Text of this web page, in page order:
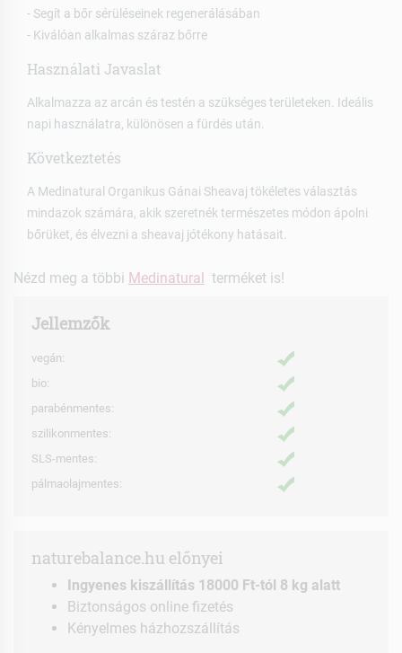
- Segít a bőr sérüléseinek regenerálásában
- Kiválóan alkalmas száraz bőrre
Használati Javaslat
Alkalmazza az arcán és testén a szükséges területeken. Ideális
napi használatra, különösen a fürdés után.
Következtetés
A Medinatural Organikus Gánai Sheavaj tökéletes választás
mindazok számára, akik szeretnék természetes módon ápolni
bőrüket, és élvezni a sheavaj jótékony hatásait.
Nézd meg a többi Medinatural terméket is!
Jellemzők
vegán:
bio:
parabénmentes:
szilikonmentes:
SLS-mentes:
pálmaolajmentes:
naturebalance.hu előnyei
Ingyenes kiszállítás 18000 Ft-tól 8 kg alatt
Biztonságos online fizetés
Kényelmes házhozszállítás